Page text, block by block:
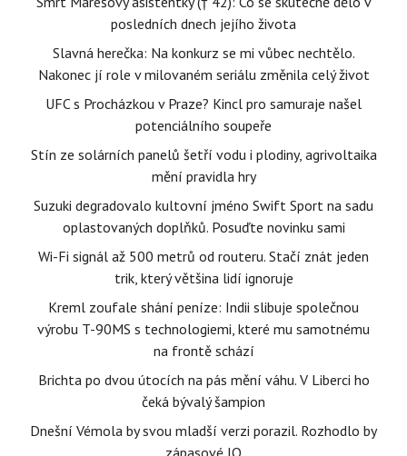
posledních dnech jejího života
Slavná herečka: Na konkurz se mi vůbec nechtělo.
Nakonec jí role v milovaném seriálu změnila celý život
UFC s Procházkou v Praze? Kincl pro samuraje našel
potenciálního soupeře
Stín ze solárních panelů šetří vodu i plodiny, agrivoltaika
mění pravidla hry
Suzuki degradovalo kultovní jméno Swift Sport na sadu
oplastovaných doplňků. Posuďte novinku sami
Wi-Fi signál až 500 metrů od routeru. Stačí znát jeden
trik, který většina lidí ignoruje
Kreml zoufale shání peníze: Indii slibuje společnou
výrobu T-90MS s technologiemi, které mu samotnému
na frontě schází
Brichta po dvou útocích na pás mění váhu. V Liberci ho
čeká bývalý šampion
Dnešní Vémola by svou mladší verzi porazil. Rozhodlo by
zápasové IQ